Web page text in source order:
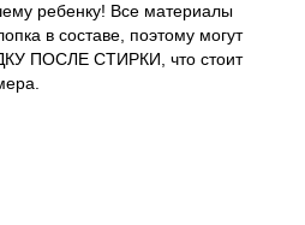
ребенку! Все материалы
в составе, поэтому могут
ПОСЛЕ СТИРКИ, что стоит